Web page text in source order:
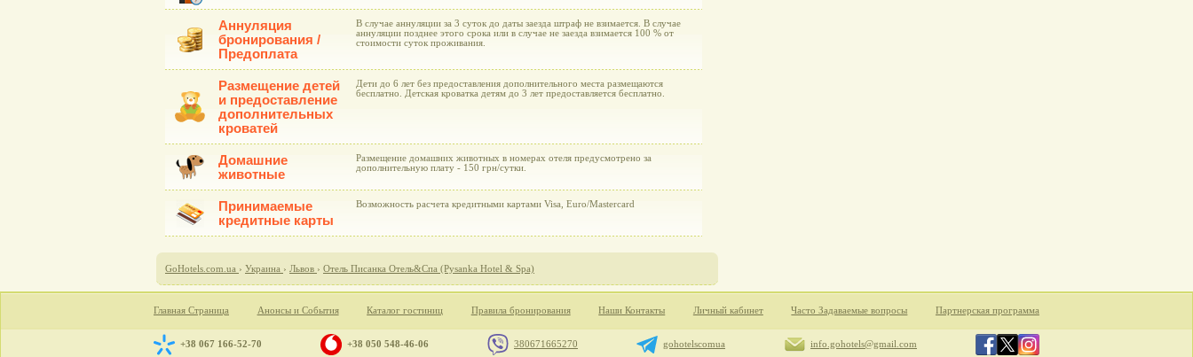
Аннуляция
бронирования /
Предоплата
В случае аннуляции за 3 суток до даты заезда штраф не взимается. В случае
аннуляции позднее этого срока или в случае не заезда взимается 100 % от
стоимости суток проживания.
Размещение детей
и предоставление
дополнительных
кроватей
Дети до 6 лет без предоставления дополнительного места размещаются
бесплатно. Детская кроватка детям до 3 лет предоставляется бесплатно.
Домашние
животные
Размещение домашних животных в номерах отеля предусмотрено за
дополнительную плату - 150 грн/сутки.
Принимаемые
кредитные карты
Возможность расчета кредитными картами Visa, Euro/Mastercard
GoHotels.com.ua › Украина › Львов › Отель Писанка Отель&Cпа (Pysanka Hotel & Spa)
Главная Страница Анонсы и События Каталог гостиниц Правила бронирования Наши Контакты Личный кабинет Часто Задаваемые вопросы Партнерская программа
+38 067 166-52-70 +38 050 548-46-06 380671665270 gohotelscomua info.gohotels@gmail.com